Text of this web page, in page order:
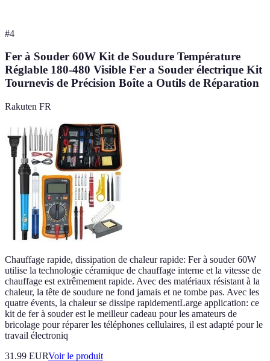
#4
Fer à Souder 60W Kit de Soudure Température
Réglable 180-480 Visible Fer a Souder électrique Kit
Tournevis de Précision Boîte a Outils de Réparation
Rakuten FR
Chauffage rapide, dissipation de chaleur rapide: Fer à souder 60W
utilise la technologie céramique de chauffage interne et la vitesse de
chauffage est extrêmement rapide. Avec des matériaux résistant à la
chaleur, la tête de soudure ne fond jamais et ne tombe pas. Avec les
quatre évents, la chaleur se dissipe rapidementLarge application: ce
kit de fer à souder est le meilleur cadeau pour les amateurs de
bricolage pour réparer les téléphones cellulaires, il est adapté pour le
travail électroniq
31.99 EURVoir le produit